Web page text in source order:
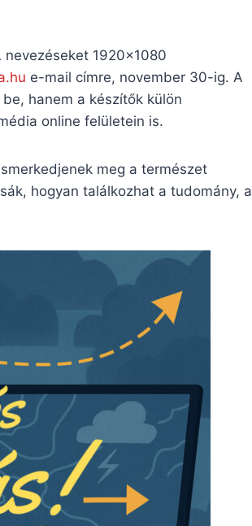
1920×1080
e-mail címre, november 30-ig. A
hanem a készítők külön
online felületein is.
meg a természet
hogyan találkozhat a tudomány, a